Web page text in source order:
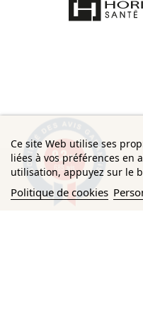
Ce site Web utilise ses
liées à vos préférences en
utilisation, appuyez sur le
Politique de cookies
9.3/10
685 avis